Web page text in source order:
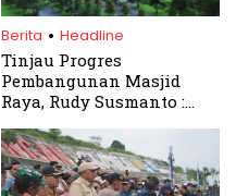
Berita . Headline
Tinjau Progres
Pembangunan Masjid
Raya, Rudy Susmanto :
2025